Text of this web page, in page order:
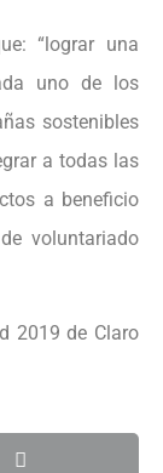
“lograr una
uno de los
sostenibles
a todas las
a beneficio
voluntariado
2019 de Claro